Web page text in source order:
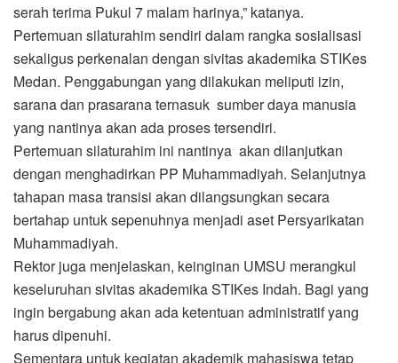
serah terima Pukul 7 malam harinya,” katanya.
Pertemuan silaturahim sendiri dalam rangka sosialisasi
sekaligus perkenalan dengan sivitas akademika STIKes
Medan. Penggabungan yang dilakukan meliputi izin,
sarana dan prasarana ternasuk sumber daya manusia
yang nantinya akan ada proses tersendiri.
Pertemuan silaturahim ini nantinya akan dilanjutkan
dengan menghadirkan PP Muhammadiyah. Selanjutnya
tahapan masa transisi akan dilangsungkan secara
bertahap untuk sepenuhnya menjadi aset Persyarikatan
Muhammadiyah.
Rektor juga menjelaskan, keinginan UMSU merangkul
keseluruhan sivitas akademika STIKes Indah. Bagi yang
ingin bergabung akan ada ketentuan administratif yang
harus dipenuhi.
Sementara untuk kegiatan akademik mahasiswa tetap